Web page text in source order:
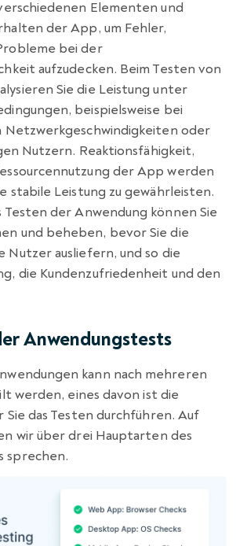
Elementen und
der App, um Fehler,
bei der
aufzudecken. Beim Testen von
Sie die Leistung unter
beispielsweise bei
Netzwerkgeschwindigkeiten oder
Nutzern. Reaktionsfähigkeit,
der App werden
stabile Leistung zu gewährleisten.
Testen der Anwendung können Sie
und beheben, bevor Sie die
Nutzer ausliefern, und so die
die Kundenzufriedenheit und den
Anwendungstests
kann nach mehreren
werden, eines davon ist die
das Testen durchführen. Auf
wir über drei Hauptarten des
sprechen.